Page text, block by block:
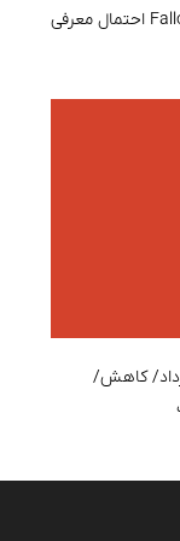
تصاویر پشت صحنه فصل سوم Fallout احتمال معرفی
و سکه امروز جمعه ۱۶ مرداد/ کاهش/